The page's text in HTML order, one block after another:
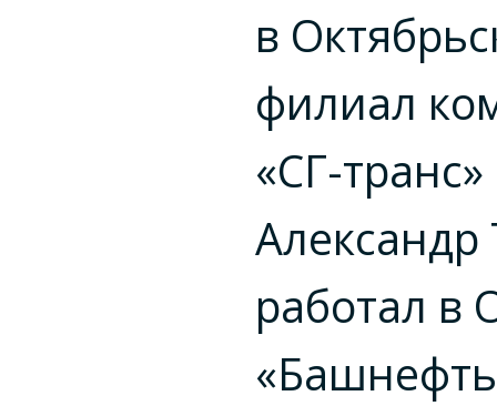
в
филиал
«СГ-транс»
Александр
работал в